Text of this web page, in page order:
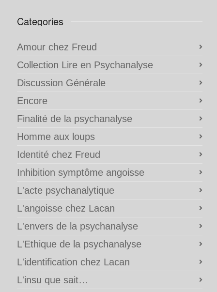
Categories
Amour chez Freud
Collection Lire en Psychanalyse
Discussion Générale
Encore
Finalité de la psychanalyse
Homme aux loups
Identité chez Freud
Inhibition symptôme angoisse
L'acte psychanalytique
L'angoisse chez Lacan
L'envers de la psychanalyse
L'Ethique de la psychanalyse
L'identification chez Lacan
L'insu que sait…